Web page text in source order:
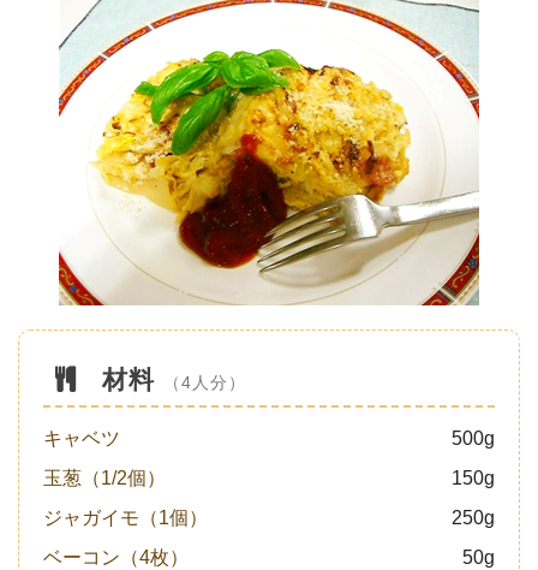
材料 （4人分）
キャベツ
500g
玉葱（1/2個）
150g
ジャガイモ（1個）
250g
ベーコン（4枚）
50g